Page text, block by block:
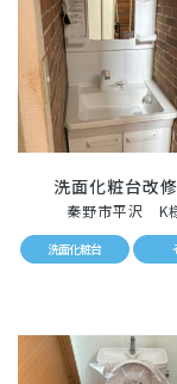
洗面化粧台改
秦野市平沢 K
洗面化粧台